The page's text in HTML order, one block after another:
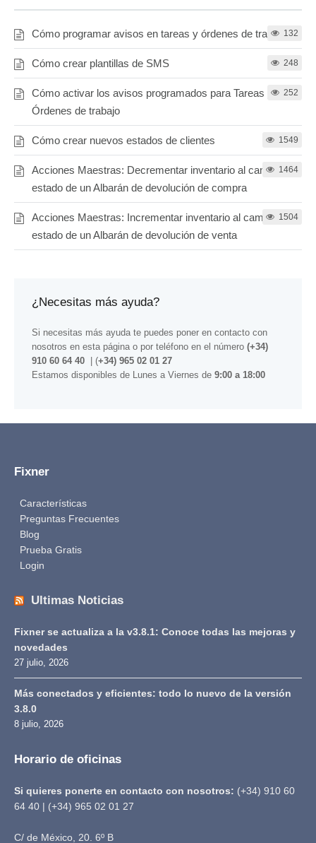
Cómo programar avisos en tareas y órdenes de trabajo132
Cómo crear plantillas de SMS 248
Cómo activar los avisos programados para Tareas y
Órdenes de trabajo
252
Cómo crear nuevos estados de clientes 1549
Acciones Maestras: Decrementar inventario al cambiar el
estado de un Albarán de devolución de compra
1464
Acciones Maestras: Incrementar inventario al cambiar el
estado de un Albarán de devolución de venta
1504
¿Necesitas más ayuda?
Si necesitas más ayuda te puedes poner en contacto con
nosotros en esta página o por teléfono en el número (+34)
910 60 64 40
| (+34) 965 02 01 27
Estamos disponibles de Lunes a Viernes de 9:00 a 18:00
Fixner
Características
Preguntas Frecuentes
Blog
Prueba Gratis
Login
Ultimas Noticias
Fixner se actualiza a la v3.8.1: Conoce todas las mejoras y
novedades
27 julio, 2026
Más conectados y eficientes: todo lo nuevo de la versión
3.8.0
8 julio, 2026
Horario de oficinas
Si quieres ponerte en contacto con nosotros: (+34) 910 60
64 40 | (+34) 965 02 01 27
C/ de México, 20. 6º B